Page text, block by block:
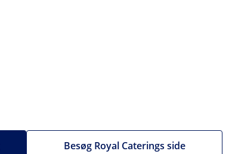
Besøg Royal Caterings side